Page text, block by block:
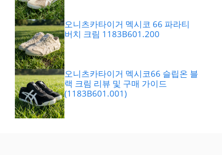
오니츠카타이거 멕시코 66 파라티
버치 크림 1183B601.200
오니츠카타이거 멕시코66 슬립온 블
랙 크림 리뷰 및 구매 가이드
(1183B601.001)